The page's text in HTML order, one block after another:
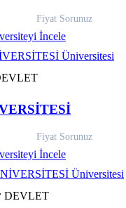
Fiyat Sorunuz
İncele
Fiyat Sorunuz
İncele
DEVLET